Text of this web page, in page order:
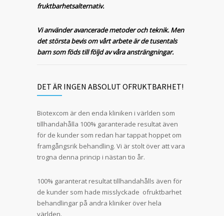
fruktbarhetsalternativ.
Vi använder avancerade metoder och teknik. Men
det största bevis om vårt arbete är de tusentals
barn som föds till följd av våra ansträngningar.
DET ÄR INGEN ABSOLUT OFRUKTBARHET!
Biotexcom är den enda kliniken i världen som
tillhandahålla 100% garanterade resultat även
för de kunder som redan har tappat hoppet om
framgångsrik behandling. Vi är stolt över att vara
trogna denna princip i nästan tio år.
100% garanterat resultat tillhandahålls även för
de kunder som hade misslyckade ofruktbarhet
behandlingar på andra kliniker över hela
världen.